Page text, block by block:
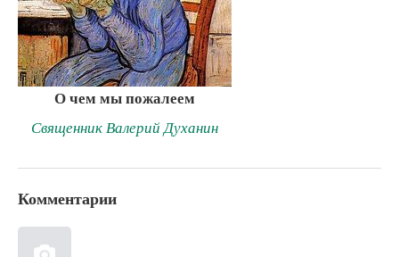
О чем мы пожалеем
Священник Валерий Духанин
Комментарии